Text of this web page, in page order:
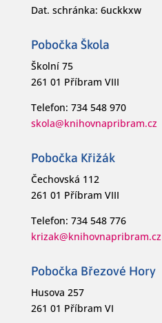
Dat. schránka: 6uckkxw
Pobočka Škola
Školní 75
261 01 Příbram VIII
Telefon: 734 548 970
skola@knihovnapribram.cz
Pobočka Křižák
Čechovská 112
261 01 Příbram VIII
Telefon: 734 548 776
krizak@knihovnapribram.cz
Pobočka Březové Hory
Husova 257
261 01 Příbram VI